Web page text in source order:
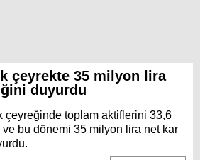
çeyrekte 35 milyon lira
duyurdu
çeyreğinde toplam aktiflerini 33,6
bu dönemi 35 milyon lira net kar